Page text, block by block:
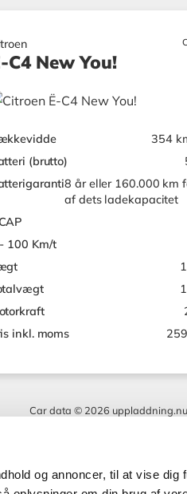
og annoncer, til at vise dig
C4 New You!
354
(brutto)
8 år eller 160.000 km
af dets ladekapacitet
100 Km/t
inkl. moms
Car data © 2026 uppladdning.nu